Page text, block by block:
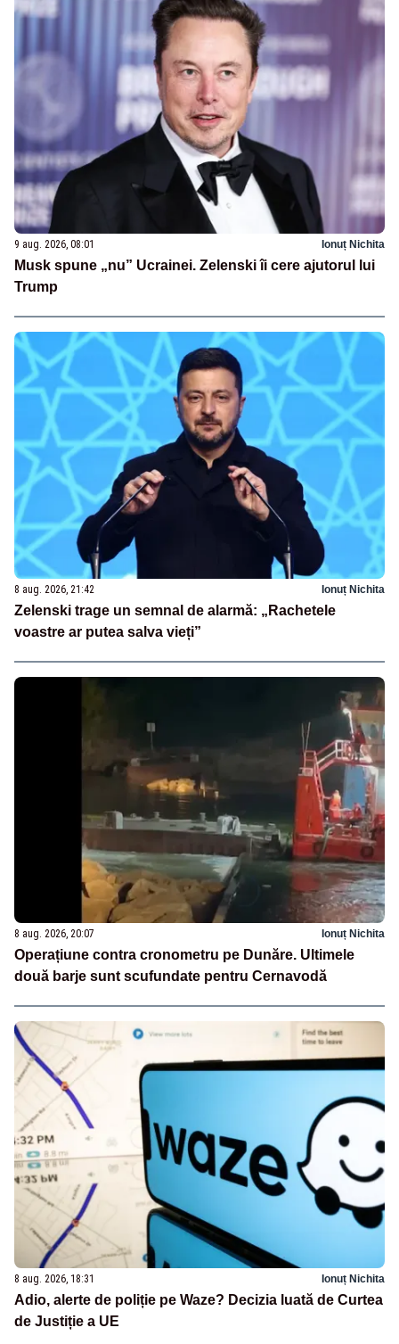
9 aug. 2026, 08:01 Ionuț Nichita
Musk spune „nu” Ucrainei. Zelenski îi cere ajutorul lui
Trump
8 aug. 2026, 21:42 Ionuț Nichita
Zelenski trage un semnal de alarmă: „Rachetele
voastre ar putea salva vieți”
8 aug. 2026, 20:07 Ionuț Nichita
Operațiune contra cronometru pe Dunăre. Ultimele
două barje sunt scufundate pentru Cernavodă
8 aug. 2026, 18:31 Ionuț Nichita
Adio, alerte de poliție pe Waze? Decizia luată de Curtea
de Justiție a UE